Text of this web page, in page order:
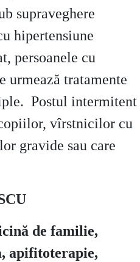
supraveghere
hipertensiune
persoanele cu
urmează tratamente
Postul intermitent
vîrstnicilor cu
gravide sau care
de familie,
apifitoterapie,